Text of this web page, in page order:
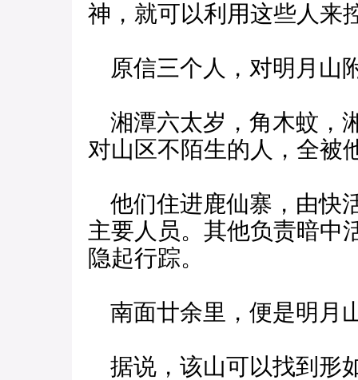
神，就可以利用这些人来
原信三个人，对明月山
湘潭六太岁，角木蚊，
对山区不陌生的人，全被
他们住进鹿仙寨，由快
主要人员。其他负责暗中
隐起行踪。
南面廿余里，便是明月
据说，该山可以找到形